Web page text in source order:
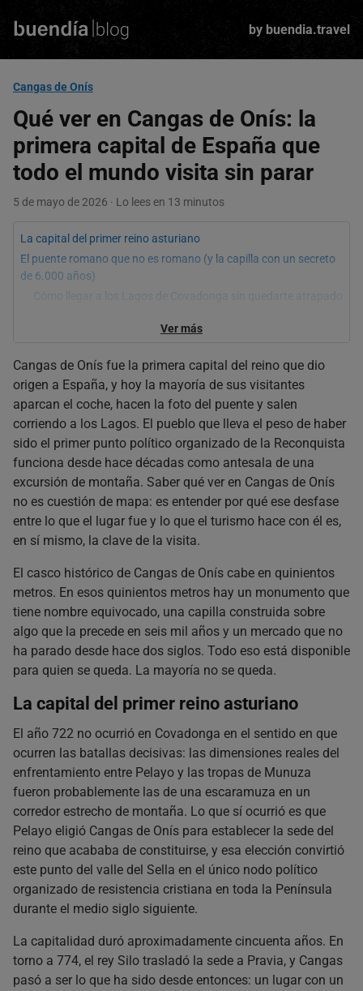
by buendia.travel
Cangas de Onís
Qué ver en Cangas de Onís: la
primera capital de España que
todo el mundo visita sin parar
5 de mayo de 2026 · Lo lees en 13 minutos
La capital del primer reino asturiano
El puente romano que no es romano (y la capilla con un secreto
de 6.000 años)
Cómo llegar a los Lagos de Covadonga sin quedarte atrapado
El mercado del domingo: lo que ves si no sales corriendo
Qué comer en Cangas de Onís
Preguntas frecuentes sobre Cangas de Onís
¿Puedo subir a los Lagos de Covadonga en coche propio?
¿Hay aparcamiento en Cangas de Onís?
¿Cómo se visita la cueva del Buxu?
¿El mercado de Cangas de Onís es todos los días?
¿Cómo se llega a Cangas de Onís desde Oviedo y desde
Gijón?
¿Qué es el Gamonéu y dónde se compra en Cangas de Onís?
Ver más
Cangas de Onís fue la primera capital del reino que dio
origen a España, y hoy la mayoría de sus visitantes
aparcan el coche, hacen la foto del puente y salen
corriendo a los Lagos. El pueblo que lleva el peso de haber
sido el primer punto político organizado de la Reconquista
funciona desde hace décadas como antesala de una
excursión de montaña. Saber qué ver en Cangas de Onís
no es cuestión de mapa: es entender por qué ese desfase
entre lo que el lugar fue y lo que el turismo hace con él es,
en sí mismo, la clave de la visita.
El casco histórico de Cangas de Onís cabe en quinientos
metros. En esos quinientos metros hay un monumento que
tiene nombre equivocado, una capilla construida sobre
algo que la precede en seis mil años y un mercado que no
ha parado desde hace dos siglos. Todo eso está disponible
para quien se queda. La mayoría no se queda.
La capital del primer reino asturiano
El año 722 no ocurrió en Covadonga en el sentido en que
ocurren las batallas decisivas: las dimensiones reales del
enfrentamiento entre Pelayo y las tropas de Munuza
fueron probablemente las de una escaramuza en un
corredor estrecho de montaña. Lo que sí ocurrió es que
Pelayo eligió Cangas de Onís para establecer la sede del
reino que acababa de constituirse, y esa elección convirtió
este punto del valle del Sella en el único nodo político
organizado de resistencia cristiana en toda la Península
durante el medio siglo siguiente.
La capitalidad duró aproximadamente cincuenta años. En
torno a 774, el rey Silo trasladó la sede a Pravia, y Cangas
pasó a ser lo que ha sido desde entonces: un lugar con un